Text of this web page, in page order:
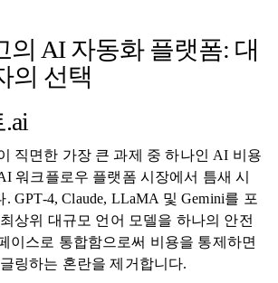
의 AI 자동화 플랫폼: 대
의 선택
직면한 가장 큰 과제 중 하나인 AI 비용
워크플로우 플랫폼 시장에서 틈새 시
GPT-4, Claude, LLaMA 및 Gemini를 포
상위 대규모 언어 모델을 하나의 안전
이스로 통합함으로써 비용을 통제하면
링하는 혼란을 제거합니다.